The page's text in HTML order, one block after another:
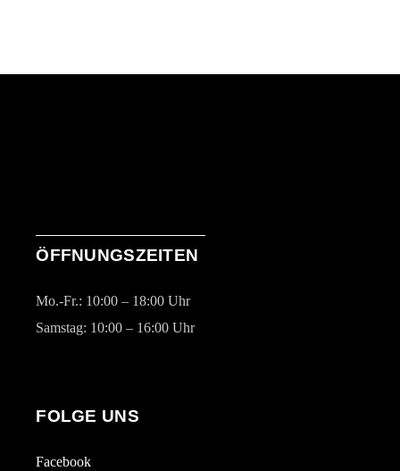
ÖFFNUNGSZEITEN
Mo.-Fr.: 10:00 – 18:00 Uhr
Samstag: 10:00 – 16:00 Uhr
FOLGE UNS
Facebook